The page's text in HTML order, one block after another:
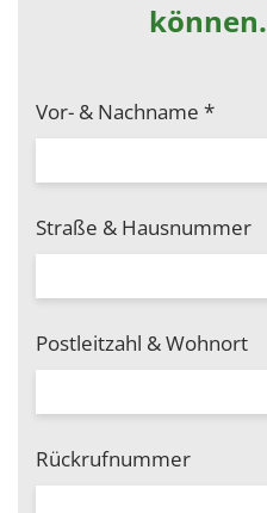
können.
Vor- & Nachname *
Straße & Hausnummer
Postleitzahl & Wohnort
Rückrufnummer